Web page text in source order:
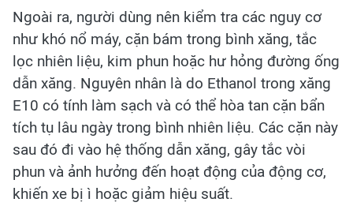
Ngoài ra, người dùng nên kiểm tra các nguy cơ
như khó nổ máy, cặn bám trong bình xăng, tắc
lọc nhiên liệu, kim phun hoặc hư hỏng đường ống
dẫn xăng. Nguyên nhân là do Ethanol trong xăng
E10 có tính làm sạch và có thể hòa tan cặn bẩn
tích tụ lâu ngày trong bình nhiên liệu. Các cặn này
sau đó đi vào hệ thống dẫn xăng, gây tắc vòi
phun và ảnh hưởng đến hoạt động của động cơ,
khiến xe bị ì hoặc giảm hiệu suất.